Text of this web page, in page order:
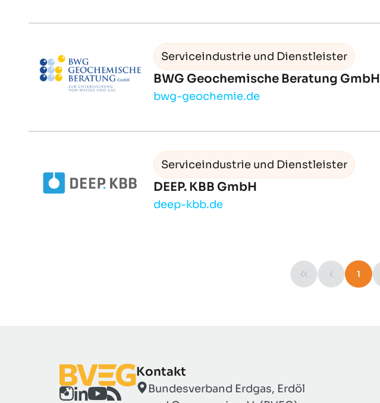
Serviceindustrie und Dienstleister
BWG Geochemische Beratung GmbH
bwg-geochemie.de
Serviceindustrie und Dienstleister
DEEP. KBB GmbH
deep-kbb.de
1
Kontakt
Bundesverband Erdgas, Erdöl